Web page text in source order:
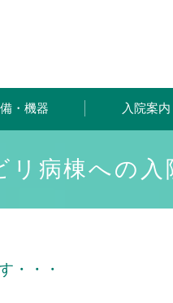
・機器 入院案内
リ病棟への
・・・